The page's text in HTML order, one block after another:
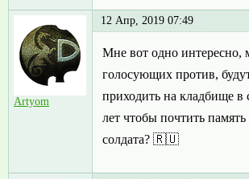
Artyom
12 Апр, 2019 07:49
Мне вот одно интересно,
голосующих против,
приходить на кладбище
лет чтобы почтить память
солдата? 🇷🇺